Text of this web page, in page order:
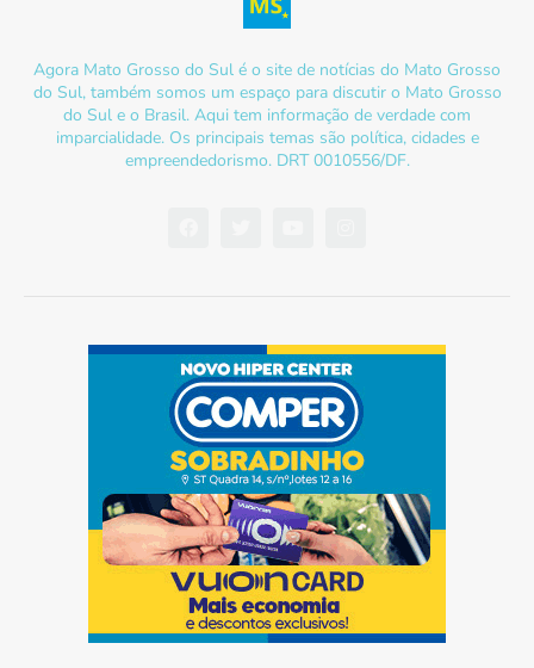
Agora Mato Grosso do Sul é o site de notícias do Mato Grosso
do Sul, também somos um espaço para discutir o Mato Grosso
do Sul e o Brasil. Aqui tem informação de verdade com
imparcialidade. Os principais temas são política, cidades e
empreendedorismo. DRT 0010556/DF.